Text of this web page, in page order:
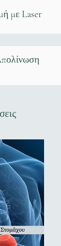
με Laser